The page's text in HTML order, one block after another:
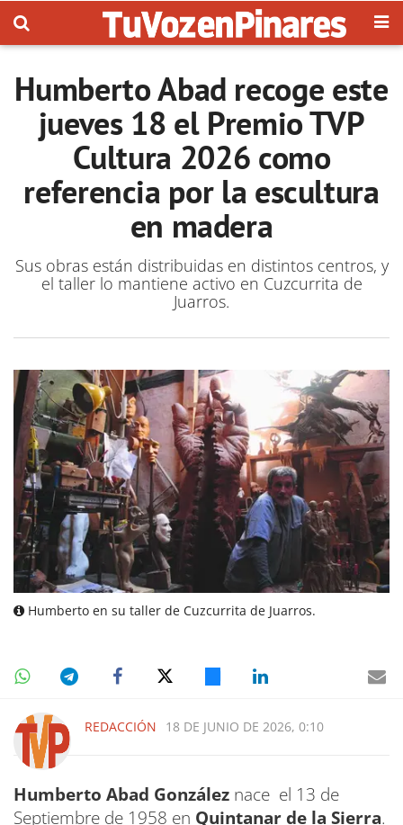
Humberto Abad recoge este
jueves 18 el Premio TVP
Cultura 2026 como
referencia por la escultura
en madera
Sus obras están distribuidas en distintos centros, y
el taller lo mantiene activo en Cuzcurrita de
Juarros.
Humberto en su taller de Cuzcurrita de Juarros.
REDACCIÓN 18 DE JUNIO DE 2026, 0:10
Humberto Abad González nace el 13 de
Septiembre de 1958 en Quintanar de la Sierra.